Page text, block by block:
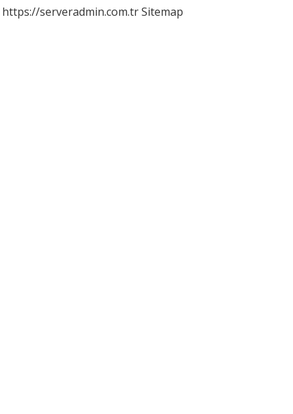
https://serveradmin.com.trSitemap